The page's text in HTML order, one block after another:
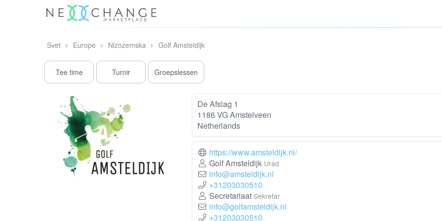
Svet Europe Nizozemska Golf Amsteldijk
Tee time Turnir Groepslessen
De Afslag 1
1186 VG Amstelveen
Netherlands
https://www.amsteldijk.nl/
Golf Amsteldijk Urad
info@amsteldijk.nl
+31203030510
Secretariaat Sekretar
info@golfamsteldijk.nl
+31203030510